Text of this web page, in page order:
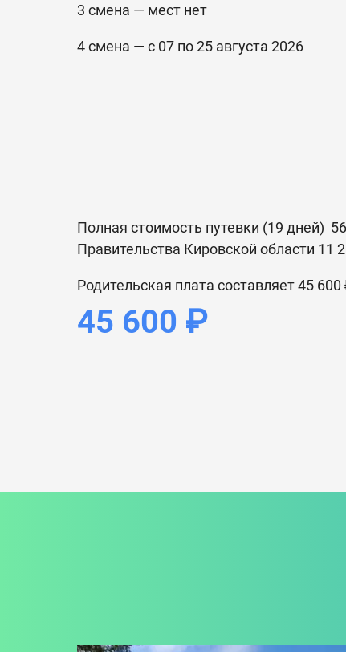
3 смена — мест нет
4 смена — с 07 по 25 августа 2026
Полная стоимость путевки (19 дней)
Правительства Кировской области 11
Родительская плата составляет 45 600
45 600 ₽